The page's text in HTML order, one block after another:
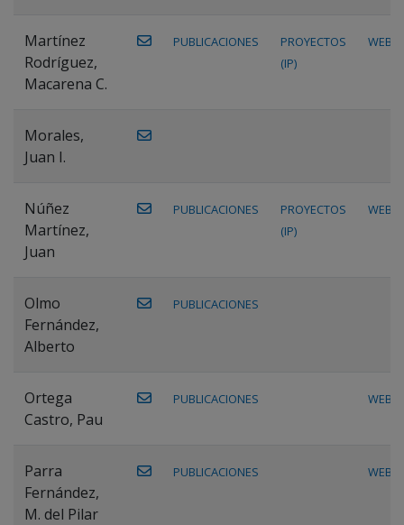
Martínez
Rodríguez,
Macarena C.
PUBLICACIONES
PROYECTOS
(IP)
WEB
Morales,
Juan I.
Núñez
Martínez,
Juan
PUBLICACIONES
PROYECTOS
(IP)
WEB
Olmo
Fernández,
Alberto
PUBLICACIONES
Ortega
Castro, Pau
PUBLICACIONES WEB
Parra
Fernández,
M. del Pilar
PUBLICACIONES WEB